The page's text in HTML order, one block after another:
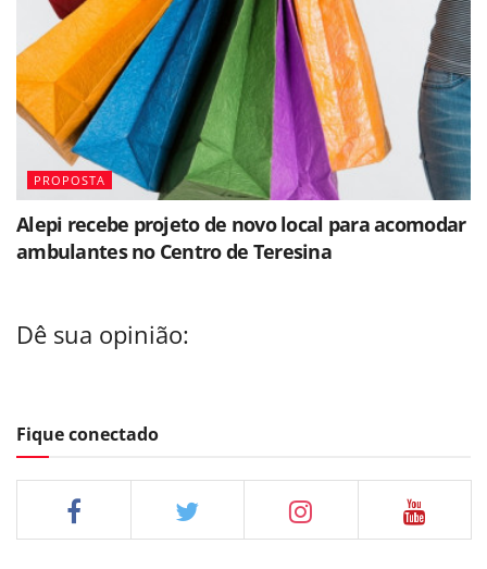
PROPOSTA
Alepi recebe projeto de novo local para acomodar
ambulantes no Centro de Teresina
Dê sua opinião:
Fique conectado